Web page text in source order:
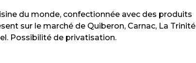
du monde, confectionnée avec des produits
sur le marché de Quiberon, Carnac, La Trinité
Possibilité de privatisation.